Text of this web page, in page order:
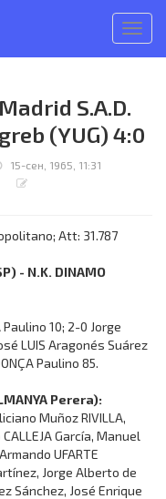
меню
S.A.D.
(YUG) 4:0
15-сен, 1965, 11:31
Att: 31.787
- N.K. DINAMO
10; 2-0 Jorge
LUIS Aragonés Suárez
Paulino 85.
Perera):
Muñoz RIVILLA,
García, Manuel
UFARTE
Jorge Alberto de
Sánchez, José Enrique